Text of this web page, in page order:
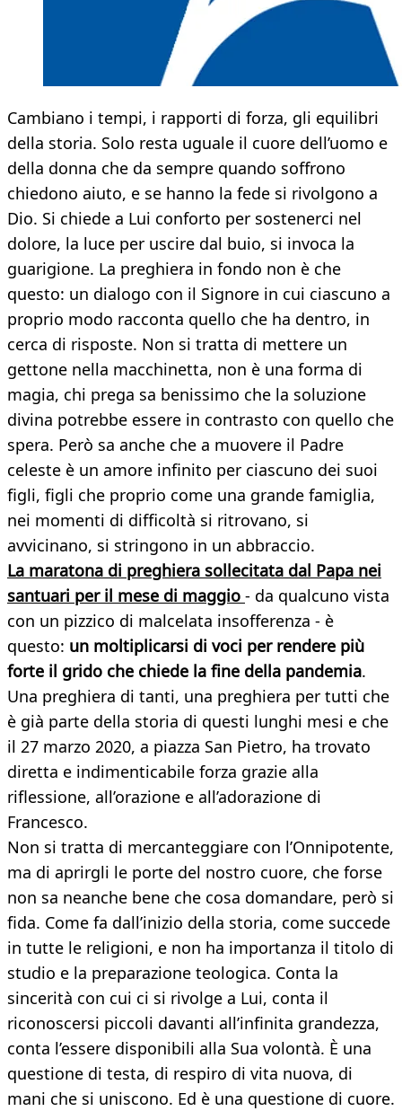
Cambiano i tempi, i rapporti di forza, gli equilibri
della storia. Solo resta uguale il cuore dell’uomo e
della donna che da sempre quando soffrono
chiedono aiuto, e se hanno la fede si rivolgono a
Dio. Si chiede a Lui conforto per sostenerci nel
dolore, la luce per uscire dal buio, si invoca la
guarigione. La preghiera in fondo non è che
questo: un dialogo con il Signore in cui ciascuno a
proprio modo racconta quello che ha dentro, in
cerca di risposte. Non si tratta di mettere un
gettone nella macchinetta, non è una forma di
magia, chi prega sa benissimo che la soluzione
divina potrebbe essere in contrasto con quello che
spera. Però sa anche che a muovere il Padre
celeste è un amore infinito per ciascuno dei suoi
figli, figli che proprio come una grande famiglia,
nei momenti di difficoltà si ritrovano, si
avvicinano, si stringono in un abbraccio.
La maratona di preghiera sollecitata dal Papa nei
santuari per il mese di maggio - da qualcuno vista
con un pizzico di malcelata insofferenza - è
questo: un moltiplicarsi di voci per rendere più
forte il grido che chiede la fine della pandemia.
Una preghiera di tanti, una preghiera per tutti che
è già parte della storia di questi lunghi mesi e che
il 27 marzo 2020, a piazza San Pietro, ha trovato
diretta e indimenticabile forza grazie alla
riflessione, all’orazione e all’adorazione di
Francesco.
Non si tratta di mercanteggiare con l’Onnipotente,
ma di aprirgli le porte del nostro cuore, che forse
non sa neanche bene che cosa domandare, però si
fida. Come fa dall’inizio della storia, come succede
in tutte le religioni, e non ha importanza il titolo di
studio e la preparazione teologica. Conta la
sincerità con cui ci si rivolge a Lui, conta il
riconoscersi piccoli davanti all’infinita grandezza,
conta l’essere disponibili alla Sua volontà. È una
questione di testa, di respiro di vita nuova, di
mani che si uniscono. Ed è una questione di cuore.